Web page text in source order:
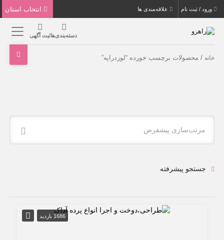
ورود / ثبت نام علاقه‌مندی ها
دسته‌بندی‌هاثبت آگهی
خانه / محصولات برچسب خورده “لوردراپه”
مرتب‌سازی پیشفرض
جستجو پیشرفته
1686 بازدید